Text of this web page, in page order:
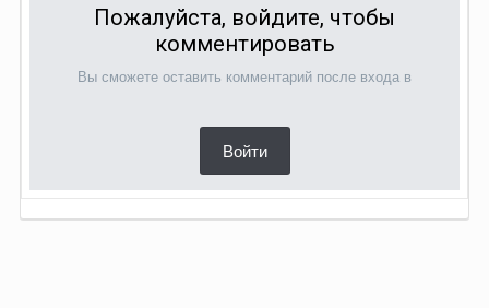
Пожалуйста, войдите, чтобы
комментировать
Вы сможете оставить комментарий после входа в
Войти